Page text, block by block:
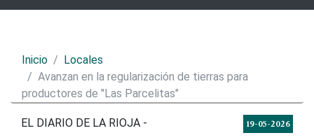
Inicio
Locales
Avanzan en la regularización de tierras para
productores de "Las Parcelitas"
19-05-2026
EL DIARIO DE LA RIOJA -